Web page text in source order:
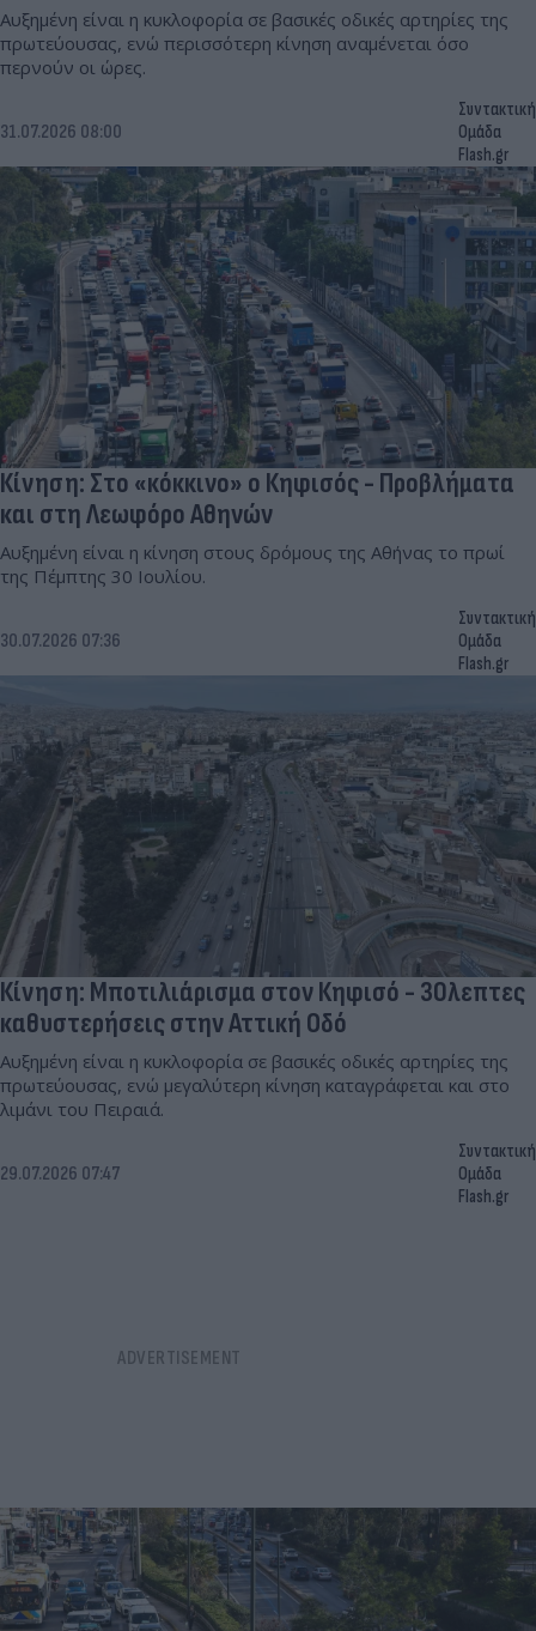
Αυξημένη είναι η κυκλοφορία σε βασικές οδικές αρτηρίες της
πρωτεύουσας, ενώ περισσότερη κίνηση αναμένεται όσο
περνούν οι ώρες.
31.07.2026 08:00
Συντακτική
Ομάδα
Flash.gr
Κίνηση: Στο «κόκκινο» ο Κηφισός - Προβλήματα
και στη Λεωφόρο Αθηνών
Αυξημένη είναι η κίνηση στους δρόμους της Αθήνας το πρωί
της Πέμπτης 30 Ιουλίου.
30.07.2026 07:36
Συντακτική
Ομάδα
Flash.gr
Κίνηση: Μποτιλιάρισμα στον Κηφισό - 30λεπτες
καθυστερήσεις στην Αττική Οδό
Αυξημένη είναι η κυκλοφορία σε βασικές οδικές αρτηρίες της
πρωτεύουσας, ενώ μεγαλύτερη κίνηση καταγράφεται και στο
λιμάνι του Πειραιά.
29.07.2026 07:47
Συντακτική
Ομάδα
Flash.gr